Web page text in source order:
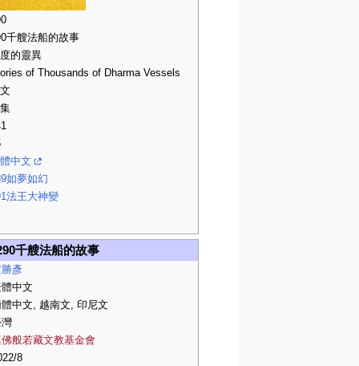
千艘法船的故事
的靈異
of Thousands of Dharma Vessels
中文
如夢如幻
法王大神變
千艘法船的故事
彥
中文
中文, 越南文, 印尼文
般若藏文教基金會
8